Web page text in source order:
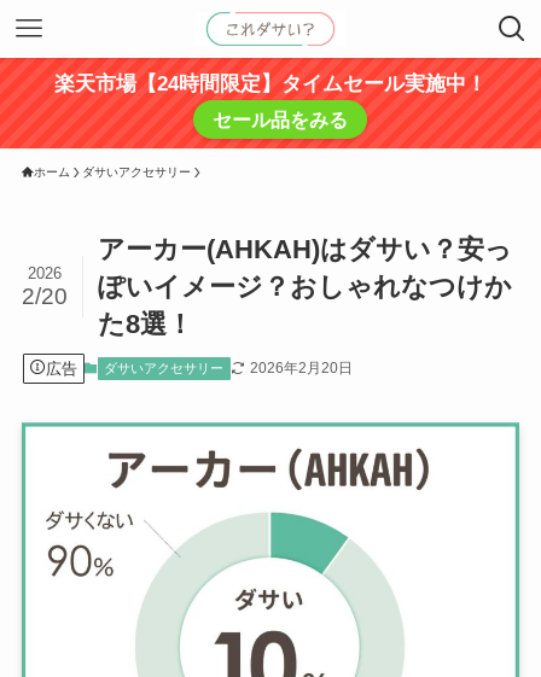
楽天市場【24時間限定】タイムセール実施中！
セール品をみる
ホーム ダサいアクセサリー
アーカー(AHKAH)はダサい？安っ
ぽいイメージ？おしゃれなつけか
た8選！
2026
2/20
広告 ダサいアクセサリー 2026年2月20日